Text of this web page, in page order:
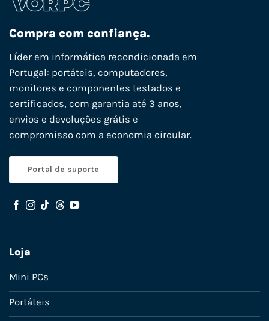
Compra com confiança.
Líder em informática recondicionada em
Portugal: portáteis, computadores,
monitores e componentes testados e
certificados, com garantia até 3 anos,
envios e devoluções grátis e
compromisso com a economia circular.
Portal de suporte
Loja
Mini PCs
Portáteis